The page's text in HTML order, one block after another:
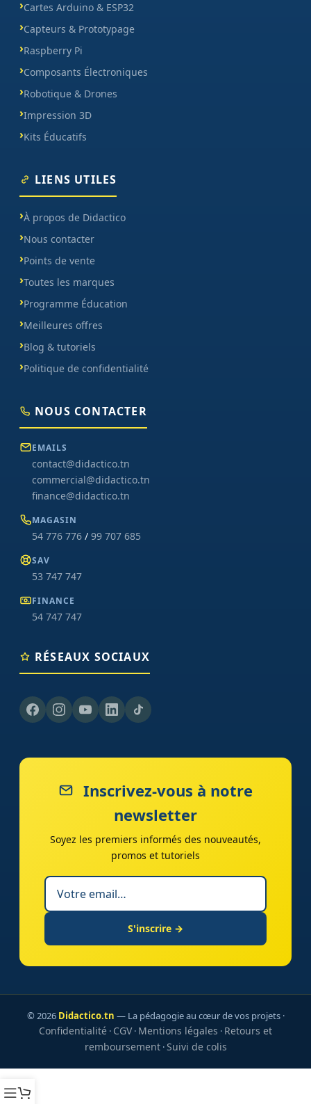
Cartes Arduino & ESP32
Capteurs & Prototypage
Raspberry Pi
Composants Électroniques
Robotique & Drones
Impression 3D
Kits Éducatifs
LIENS UTILES
À propos de Didactico
Nous contacter
Points de vente
Toutes les marques
Programme Éducation
Meilleures offres
Blog & tutoriels
Politique de confidentialité
NOUS CONTACTER
EMAILS
contact@didactico.tn
commercial@didactico.tn
finance@didactico.tn
MAGASIN
54 776 776 / 99 707 685
SAV
53 747 747
FINANCE
54 747 747
RÉSEAUX SOCIAUX
Inscrivez-vous à notre
newsletter
Soyez les premiers informés des nouveautés,
promos et tutoriels
S'inscrire →
© 2026 Didactico.tn — La pédagogie au cœur de vos projets ·
Confidentialité · CGV· Mentions légales · Retours et
remboursement·Suivi de colis